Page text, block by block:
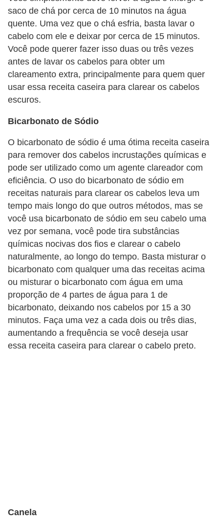
saco de chá por cerca de 10 minutos na água
quente. Uma vez que o chá esfria, basta lavar o
cabelo com ele e deixar por cerca de 15 minutos.
Você pode querer fazer isso duas ou três vezes
antes de lavar os cabelos para obter um
clareamento extra, principalmente para quem quer
usar essa receita caseira para clarear os cabelos
escuros.
Bicarbonato de Sódio
O bicarbonato de sódio é uma ótima receita caseira
para remover dos cabelos incrustações químicas e
pode ser utilizado como um agente clareador com
eficiência. O uso do bicarbonato de sódio em
receitas naturais para clarear os cabelos leva um
tempo mais longo do que outros métodos, mas se
você usa bicarbonato de sódio em seu cabelo uma
vez por semana, você pode tira substâncias
químicas nocivas dos fios e clarear o cabelo
naturalmente, ao longo do tempo. Basta misturar o
bicarbonato com qualquer uma das receitas acima
ou misturar o bicarbonato com água em uma
proporção de 4 partes de água para 1 de
bicarbonato, deixando nos cabelos por 15 a 30
minutos. Faça uma vez a cada dois ou três dias,
aumentando a frequência se você deseja usar
essa receita caseira para clarear o cabelo preto.
Canela
a
s
c
u
l
i
n
P
é
s
e
m
ã
o
s
R
o
u
p
a
s